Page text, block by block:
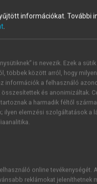
és beépült Zn-65
szuperfúziós
stimuláció
a Zn
számos
azonban eltérőek, és
információkat. További
.
is nevezik. Ezek a
többek között arról, hogy
információk a felhasználó
és anonimizáltak.
a harmadik féltől
ilyen elemzési szolgáltatások a
online tevékenységét.
reklámokat jeleníthetnek